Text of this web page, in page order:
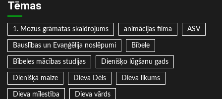
Tēmas
1. Mozus grāmatas skaidrojums animācijas filma ASV
Bauslības un Evaņģēlija noslēpumi Bībele
Bībeles mācības studijas Dienišķo lūgšanu gads
Dienišķā maize Dieva Dēls Dieva likums
Dieva mīlestība Dieva vārds